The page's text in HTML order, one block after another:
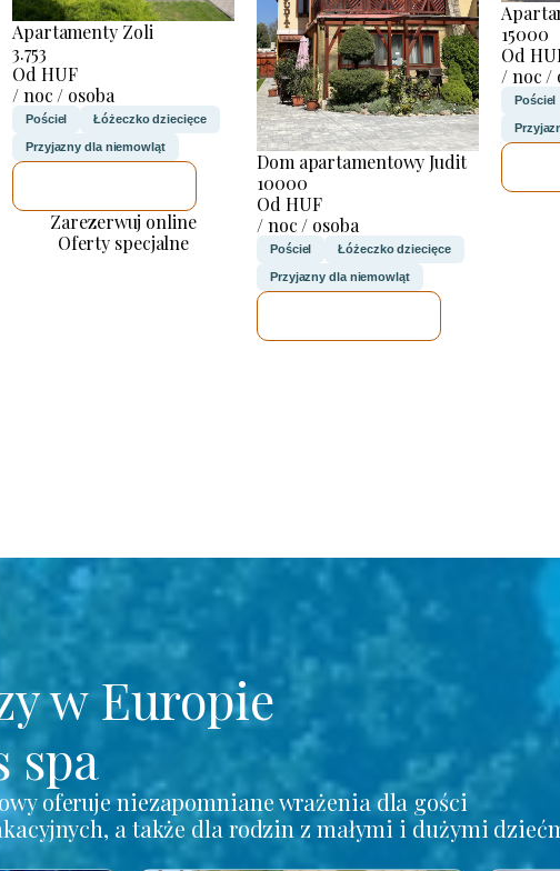
Apartamenty Zoli
3.753
Od HUF
/ noc / osoba
Pościel Łóżeczko dziecięce
Przyjazny dla niemowląt
Zarezerwuj online
Oferty specjalne
Dom apartamentowy Judit
10000
Od HUF
/ noc / osoba
Pościel Łóżeczko dziecięce
Przyjazny dla niemowląt
15000
Od
/ noc /
Pościel
w Europie
spa
oferuje niezapomniane wrażenia dla gości
a także dla rodzin z małymi i dużymi